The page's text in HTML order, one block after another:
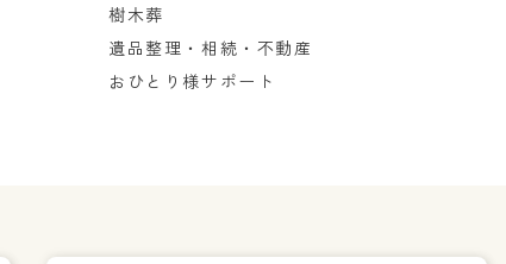
樹木葬
遺品整理・相続・不動産
おひとり様サポート